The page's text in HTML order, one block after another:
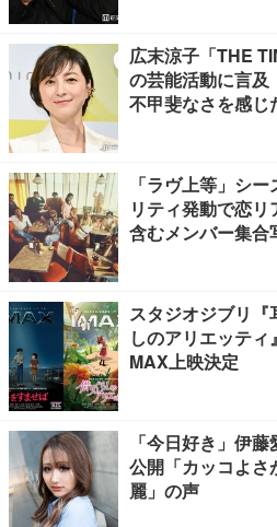
広末涼子「THE
の芸能活動に言及
不甲斐なさを感じ
「ラヴ上等」シ
リティ発動で恋
含むメンバー集合
スタジオジブリ『
しのアリエッテ
MAX上映決定
「今日好き」伊
公開「カッコよさ
麗」の声